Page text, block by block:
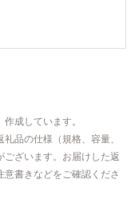
成しています。
品の仕様（規格、容量、
ざいます。お届けした返
書きなどをご確認くださ